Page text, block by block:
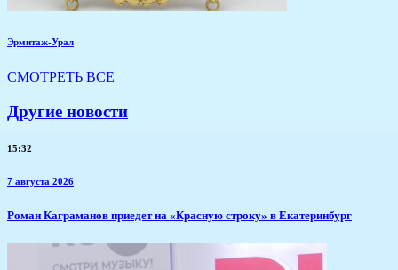
Эрмитаж-Урал
СМОТРЕТЬ ВСЕ
Другие новости
15:32
7 августа 2026
​Роман Каграманов приедет на «Красную строку» в Екатеринбург